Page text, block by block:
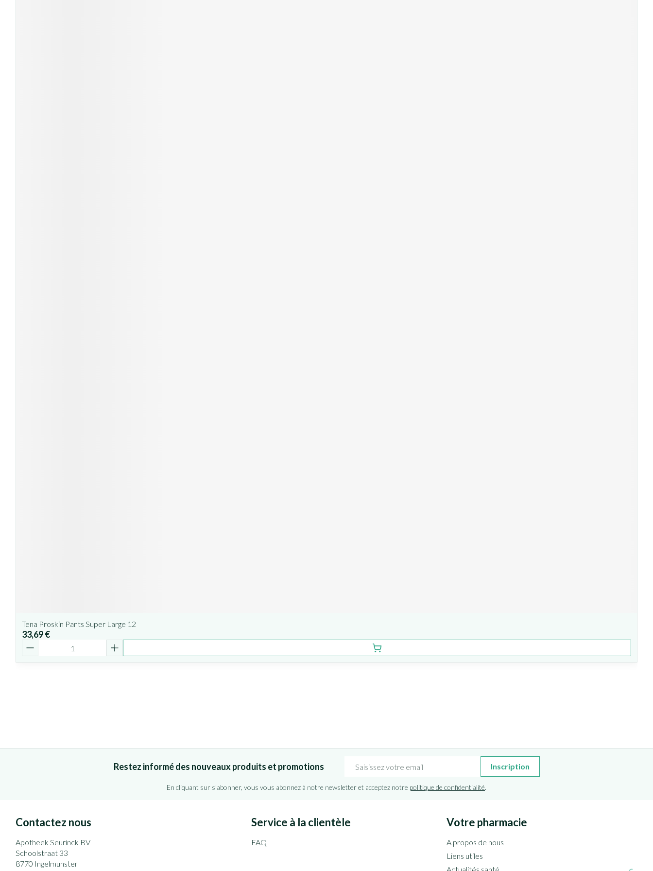
Tena Proskin Pants Super Large 12
33,69 €
Restez informé des nouveaux produits et promotions Inscription
En cliquant sur s'abonner, vous vous abonnez à notre newsletter et acceptez notre politique de confidentialité.
Contactez nous
Apotheek Seurinck BV
Schoolstraat 33
8770 Ingelmunster
Service à la clientèle
FAQ
Votre pharmacie
A propos de nous
Liens utiles